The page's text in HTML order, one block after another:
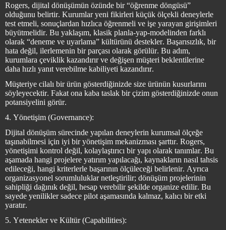
Rogers, dijital dönüşümün özünde bir “öğrenme döngüsü”
olduğunu belirtir. Kurumlar yeni fikirleri küçük ölçekli deneylerle
test etmeli, sonuçlardan hızlıca öğrenmeli ve işe yarayan girişimleri
büyütmelidir. Bu yaklaşım, klasik planla-yap-modelinden farklı
olarak “deneme ve uyarlama” kültürünü destekler. Başarısızlık, bir
hata değil, ilerlemenin bir parçası olarak görülür. Bu adım,
kurumlara çeviklik kazandırır ve değişen müşteri beklentilerine
daha hızlı yanıt verebilme kabiliyeti kazandırır.
Müşteriye cilalı bir ürün gösterdiğinizde size ürünün kusurlarını
söyleyecektir. Fakat ona kaba taslak bir çizim gösterdiğinizde onun
potansiyelini görür.
4. Yönetişim (Governance):
Dijital dönüşüm sürecinde yapılan deneylerin kurumsal ölçeğe
taşınabilmesi için iyi bir yönetişim mekanizması şarttır. Rogers,
yönetişimi kontrol değil, kolaylaştırıcı bir yapı olarak tanımlar. Bu
aşamada hangi projelere yatırım yapılacağı, kaynakların nasıl tahsis
edileceği, hangi kriterlerle başarının ölçüleceği belirlenir. Ayrıca
organizasyonel sorumluluklar netleştirilir; dönüşüm projelerinin
sahipliği dağınık değil, hesap verebilir şekilde organize edilir. Bu
sayede yenilikler sadece pilot aşamasında kalmaz, kalıcı bir etki
yaratır.
5. Yetenekler ve Kültür (Capabilities):